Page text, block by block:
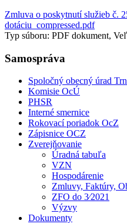
Zmluva o poskytnutí služieb č.
dotáciu_compressed.pdf
Typ súboru: PDF dokument,
Samospráva
Spoločný obecný úrad
Komisie OcÚ
PHSR
Interné smernice
Rokovací poriadok OcZ
Zápisnice OCZ
Zverejňovanie
Úradná tabuľa
VZN
Hospodárenie
Zmluvy, Faktúry,
ZFO do 3⁄2021
Výzvy
Dokumenty